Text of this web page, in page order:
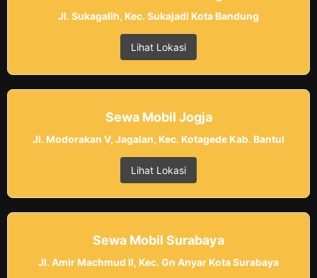
Jl. Sukagalih, Kec. Sukajadi Kota Bandung
Lihat Lokasi
Sewa Mobil Jogja
Jl. Modorakan V, Jagalan, Kec. Kotagede Kab. Bantul
Lihat Lokasi
Sewa Mobil Surabaya
Jl. Amir Machmud II, Kec. Gn Anyar Kota Surabaya